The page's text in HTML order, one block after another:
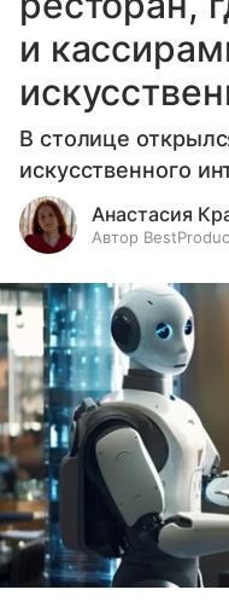
и
В столице
искусственного
Анастасия
Автор